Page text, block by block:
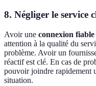
8. Négliger le service
Avoir une connexion fiable
attention à la qualité du
problème. Avoir un
réactif est clé. En cas de
pouvoir joindre rapidement
situation.